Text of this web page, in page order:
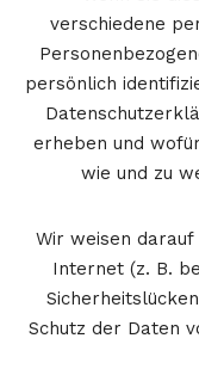
verschiedene
persönlich
erheben und
wie und zu
Wir weisen
Internet (z. B.
Schutz der Daten